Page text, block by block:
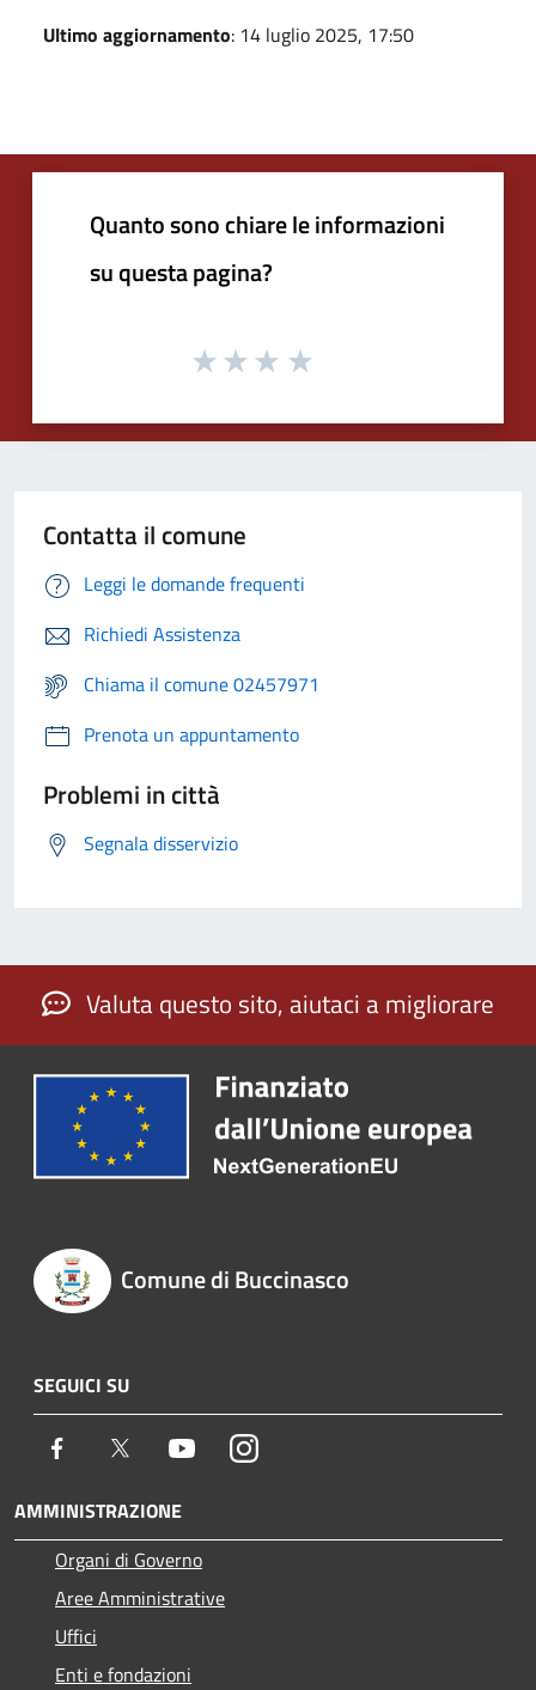
Ultimo aggiornamento: 14 luglio 2025, 17:50
Quanto sono chiare le informazioni
su questa pagina?
Contatta il comune
Leggi le domande frequenti
Richiedi Assistenza
Chiama il comune 02457971
Prenota un appuntamento
Problemi in città
Segnala disservizio
Valuta questo sito, aiutaci a migliorare
Comune di Buccinasco
SEGUICI SU
Facebook Twitter YoutubeInstagram
AMMINISTRAZIONE
Organi di Governo
Aree Amministrative
Uffici
Enti e fondazioni